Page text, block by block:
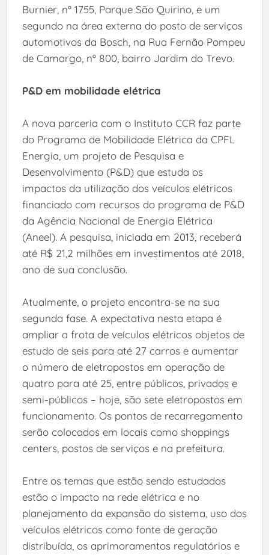
Burnier, nº 1755, Parque São Quirino, e um
segundo na área externa do posto de serviços
automotivos da Bosch, na Rua Fernão Pompeu
de Camargo, nº 800, bairro Jardim do Trevo.
P&D em mobilidade elétrica
A nova parceria com o Instituto CCR faz parte
do Programa de Mobilidade Elétrica da CPFL
Energia, um projeto de Pesquisa e
Desenvolvimento (P&D) que estuda os
impactos da utilização dos veículos elétricos
financiado com recursos do programa de P&D
da Agência Nacional de Energia Elétrica
(Aneel). A pesquisa, iniciada em 2013, receberá
até R$ 21,2 milhões em investimentos até 2018,
ano de sua conclusão.
Atualmente, o projeto encontra-se na sua
segunda fase. A expectativa nesta etapa é
ampliar a frota de veículos elétricos objetos de
estudo de seis para até 27 carros e aumentar
o número de eletropostos em operação de
quatro para até 25, entre públicos, privados e
semi-públicos – hoje, são sete eletropostos em
funcionamento. Os pontos de recarregamento
serão colocados em locais como shoppings
centers, postos de serviços e na prefeitura.
Entre os temas que estão sendo estudados
estão o impacto na rede elétrica e no
planejamento da expansão do sistema, uso dos
veículos elétricos como fonte de geração
distribuída, os aprimoramentos regulatórios e